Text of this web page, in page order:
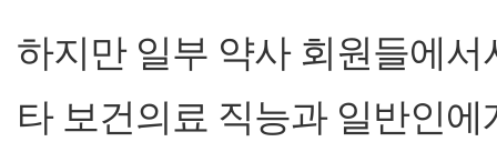
하지만 일부 약사 회원들에
타 보건의료 직능과 일반인